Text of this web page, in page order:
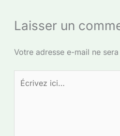
Laisser un
Votre adresse e-mail ne
ici…